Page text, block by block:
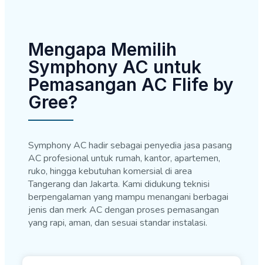
Mengapa Memilih
Symphony AC untuk
Pemasangan AC Flife by
Gree?
Symphony AC hadir sebagai penyedia jasa pasang
AC profesional untuk rumah, kantor, apartemen,
ruko, hingga kebutuhan komersial di area
Tangerang dan Jakarta. Kami didukung teknisi
berpengalaman yang mampu menangani berbagai
jenis dan merk AC dengan proses pemasangan
yang rapi, aman, dan sesuai standar instalasi.